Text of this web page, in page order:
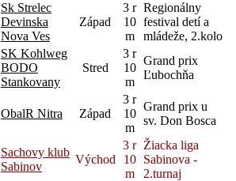
Sk Strelec
Devinska
Nova Ves
Západ
3 r
10
m
Regionálny
festival detí a
mládeže, 2.kolo
SK Kohlweg
BODO
Stankovany
Stred
3 r
10
m
Grand prix
Ľubochňa
ObalR Nitra Západ
3 r
10
m
Grand prix u
sv. Don Bosca
Sachovy klub
Sabinov
Východ
3 r
10
m
Žiacka liga
Sabinova -
2.turnaj